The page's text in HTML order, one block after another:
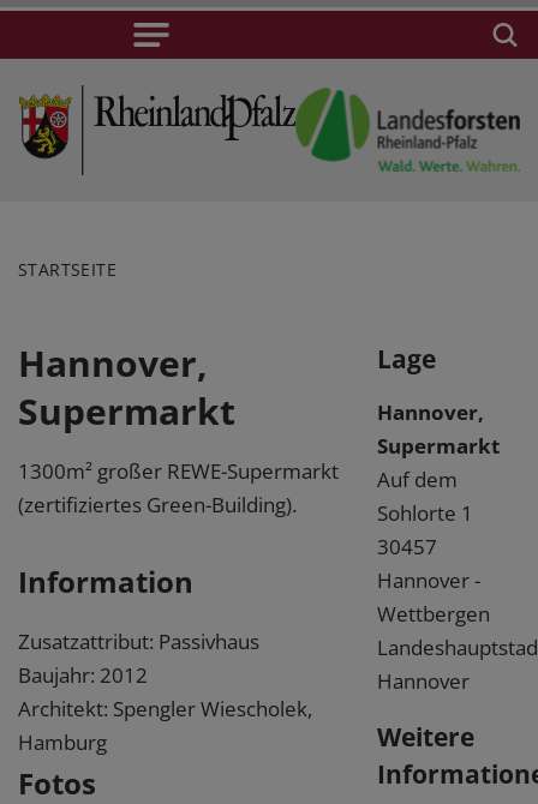
STARTSEITE
Hannover,
Supermarkt
1300m² großer REWE-Supermarkt
(zertifiziertes Green-Building).
Information
Zusatzattribut: Passivhaus
Baujahr: 2012
Architekt: Spengler Wiescholek,
Hamburg
Fotos
Lage
Hannover,
Supermarkt
Auf dem
Sohlorte 1
30457
Hannover -
Wettbergen
Hannover
Weitere